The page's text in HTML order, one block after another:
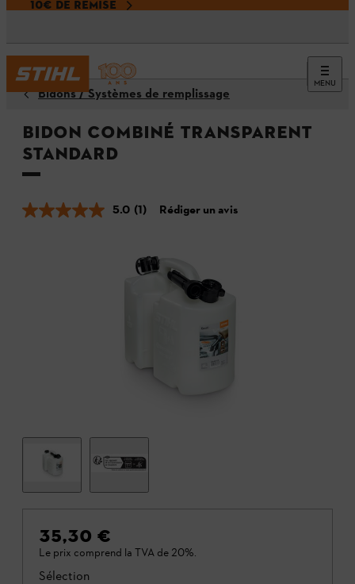
10€ DE REMISE
MENU
Bidons / Systèmes de remplissage
Bidon combiné transparent
Standard
5.0 (1) Rédiger un avis
35,30 €
Le prix comprend la TVA de 20%.
Sélection